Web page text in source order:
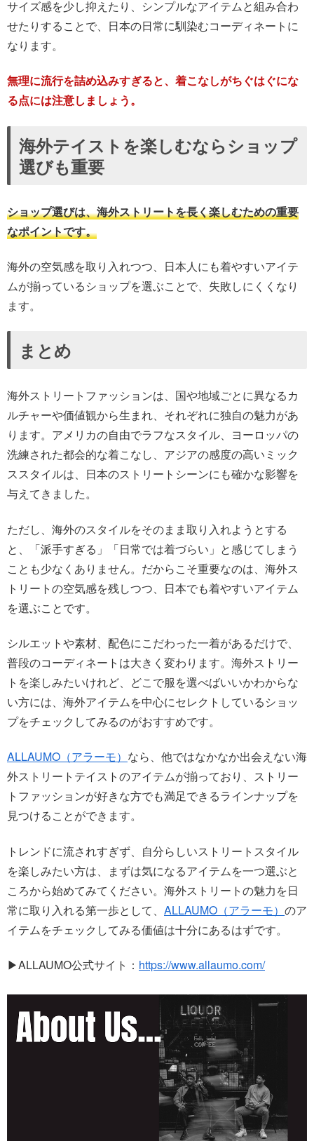
サイズ感を少し抑えたり、シンプルなアイテムと組み合わ
せたりすることで、日本の日常に馴染むコーディネートに
なります。
無理に流行を詰め込みすぎると、着こなしがちぐはぐにな
る点には注意しましょう。
海外テイストを楽しむならショップ
選びも重要
ショップ選びは、海外ストリートを長く楽しむための重要
なポイントです。
海外の空気感を取り入れつつ、日本人にも着やすいアイテ
ムが揃っているショップを選ぶことで、失敗しにくくなり
ます。
まとめ
海外ストリートファッションは、国や地域ごとに異なるカ
ルチャーや価値観から生まれ、それぞれに独自の魅力があ
ります。アメリカの自由でラフなスタイル、ヨーロッパの
洗練された都会的な着こなし、アジアの感度の高いミック
ススタイルは、日本のストリートシーンにも確かな影響を
与えてきました。
ただし、海外のスタイルをそのまま取り入れようとする
と、「派手すぎる」「日常では着づらい」と感じてしまう
ことも少なくありません。だからこそ重要なのは、海外ス
トリートの空気感を残しつつ、日本でも着やすいアイテム
を選ぶことです。
シルエットや素材、配色にこだわった一着があるだけで、
普段のコーディネートは大きく変わります。海外ストリー
トを楽しみたいけれど、どこで服を選べばいいかわからな
い方には、海外アイテムを中心にセレクトしているショッ
プをチェックしてみるのがおすすめです。
ALLAUMO（アラーモ） なら、他ではなかなか出会えない海
外ストリートテイストのアイテムが揃っており、ストリー
トファッションが好きな方でも満足できるラインナップを
見つけることができます。
トレンドに流されすぎず、自分らしいストリートスタイル
を楽しみたい方は、まずは気になるアイテムを一つ選ぶと
ころから始めてみてください。海外ストリートの魅力を日
常に取り入れる第一歩として、 ALLAUMO（アラーモ） のア
イテムをチェックしてみる価値は十分にあるはずです。
▶ALLAUMO公式サイト： https://www.allaumo.com/